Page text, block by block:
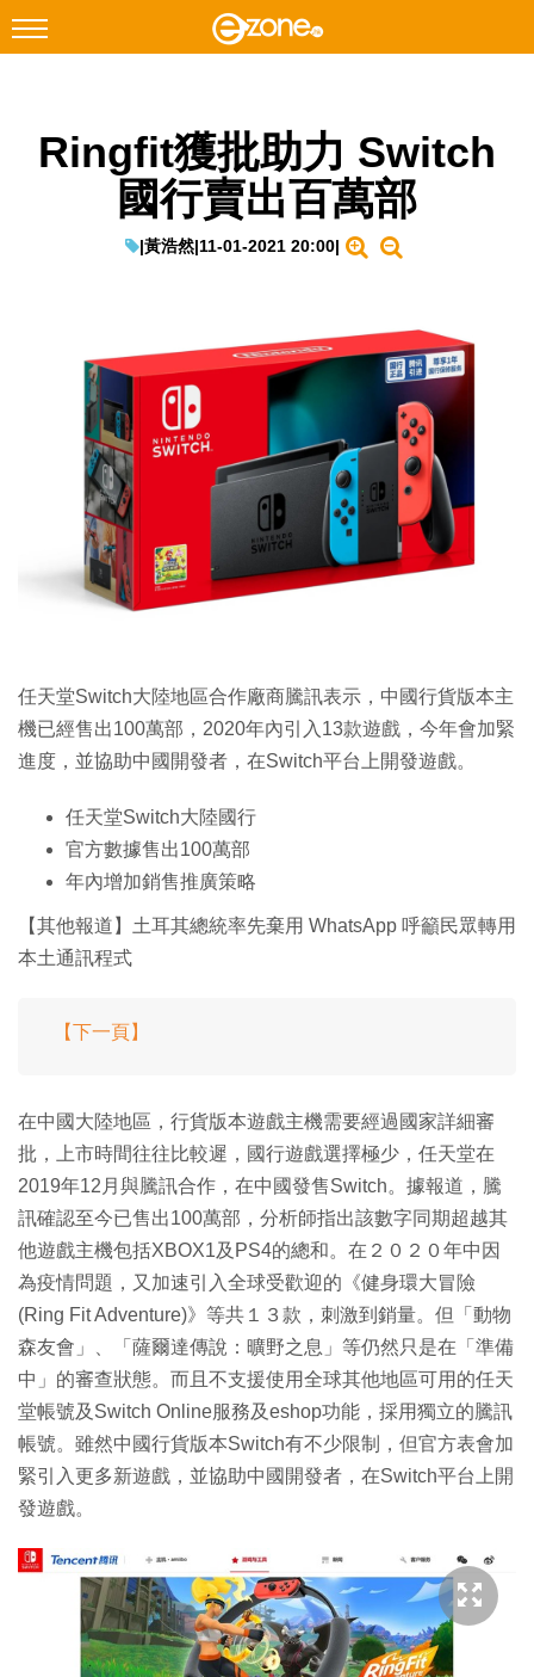
Facebook Instagram
生成式AI與雲端應用
Enterprise Digital Transformation
Ringfit獲批助力 Switch
國行賣出百萬部
|黃浩然|11-01-2021 20:00|
任天堂Switch大陸地區合作廠商騰訊表示，中國行貨版本主
機已經售出100萬部，2020年內引入13款遊戲，今年會加緊
進度，並協助中國開發者，在Switch平台上開發遊戲。
任天堂Switch大陸國行
官方數據售出100萬部
年內增加銷售推廣策略
【其他報道】土耳其總統率先棄用 WhatsApp 呼籲民眾轉用
本土通訊程式
【下一頁】
在中國大陸地區，行貨版本遊戲主機需要經過國家詳細審
批，上市時間往往比較遲，國行遊戲選擇極少，任天堂在
2019年12月與騰訊合作，在中國發售Switch。據報道，騰
訊確認至今已售出100萬部，分析師指出該數字同期超越其
他遊戲主機包括XBOX1及PS4的總和。在２０２０年中因
為疫情問題，又加速引入全球受歡迎的《健身環大冒險
(Ring Fit Adventure)》等共１３款，刺激到銷量。但「動物
森友會」、「薩爾達傳說：曠野之息」等仍然只是在「準備
中」的審查狀態。而且不支援使用全球其他地區可用的任天
堂帳號及Switch Online服務及eshop功能，採用獨立的騰訊
帳號。雖然中國行貨版本Switch有不少限制，但官方表會加
緊引入更多新遊戲，並協助中國開發者，在Switch平台上開
發遊戲。